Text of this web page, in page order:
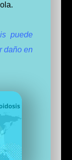
puede
daño en